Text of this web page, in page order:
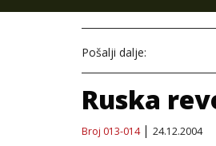
Pošalji dalje:
Ruska
Broj 013-014 24.12.2004